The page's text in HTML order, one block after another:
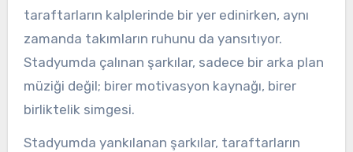
taraftarların kalplerinde bir yer edinirken, aynı
zamanda takımların ruhunu da yansıtıyor.
Stadyumda çalınan şarkılar, sadece bir arka plan
müziği değil; birer motivasyon kaynağı, birer
birliktelik simgesi.
Stadyumda yankılanan şarkılar, taraftarların